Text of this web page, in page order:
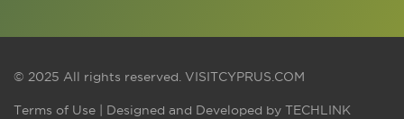
© 2025 All rights reserved. VISITCYPRUS.COM
Terms of Use | Designed and Developed by TECHLINK